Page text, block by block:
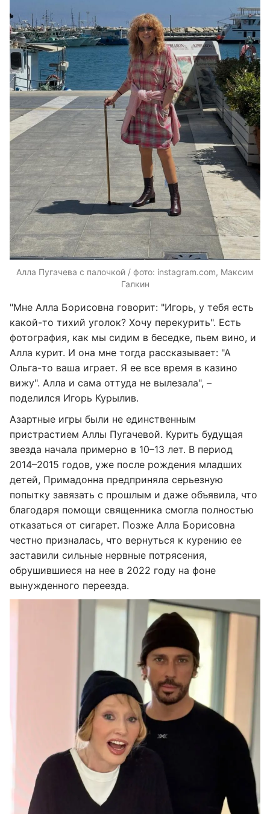
Алла Пугачева с палочкой / фото: instagram.com, Максим
Галкин
"Мне Алла Борисовна говорит: "Игорь, у тебя есть
какой-то тихий уголок? Хочу перекурить". Есть
фотография, как мы сидим в беседке, пьем вино, и
Алла курит. И она мне тогда рассказывает: "А
Ольга-то ваша играет. Я ее все время в казино
вижу". Алла и сама оттуда не вылезала", –
поделился Игорь Курылив.
Азартные игры были не единственным
пристрастием Аллы Пугачевой. Курить будущая
звезда начала примерно в 10–13 лет. В период
2014–2015 годов, уже после рождения младших
детей, Примадонна предприняла серьезную
попытку завязать с прошлым и даже объявила, что
благодаря помощи священника смогла полностью
отказаться от сигарет. Позже Алла Борисовна
честно призналась, что вернуться к курению ее
заставили сильные нервные потрясения,
обрушившиеся на нее в 2022 году на фоне
вынужденного переезда.